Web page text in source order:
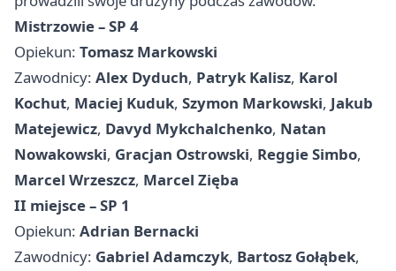
Mistrzowie – SP 4
Opiekun: Tomasz Markowski
Zawodnicy: Alex Dyduch, Patryk Kalisz, Karol
Kochut, Maciej Kuduk, Szymon Markowski, Jakub
Matejewicz, Davyd Mykchalchenko, Natan
Nowakowski, Gracjan Ostrowski, Reggie Simbo,
Marcel Wrzeszcz, Marcel Zięba
II miejsce – SP 1
Opiekun: Adrian Bernacki
Zawodnicy: Gabriel Adamczyk, Bartosz Gołąbek,